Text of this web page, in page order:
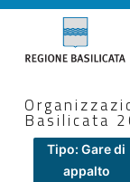
Basilicata
Tipo: Gare di
appalto